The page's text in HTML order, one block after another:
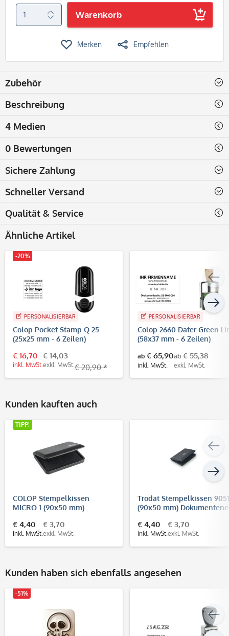
Warenkorb
Merken Empfehlen
Zubehör
Beschreibung
4 Medien
0 Bewertungen
Sichere Zahlung
Schneller Versand
Qualität & Service
Ähnliche Artikel
-20%
PERSONALISIERBAR
Colop Pocket Stamp Q 25
(25x25 mm - 6 Zeilen)
€ 16,70
inkl. MwSt.
€ 14,03
exkl. MwSt. € 20,90 *
PERSONALISIERBAR
Colop 2660 Dater Green
(58x37 mm - 6 Zeilen)
ab € 65,90
inkl. MwSt.
ab € 55,38
exkl. MwSt.
Kunden kauften auch
TIPP!
COLOP Stempelkissen
MICRO 1 (90x50 mm)
€ 4,40
inkl. MwSt.
€ 3,70
exkl. MwSt.
Trodat Stempelkissen 9051
(90x50 mm)
€ 4,40
inkl. MwSt.
€ 3,70
exkl. MwSt.
Kunden haben sich ebenfalls angesehen
-51%